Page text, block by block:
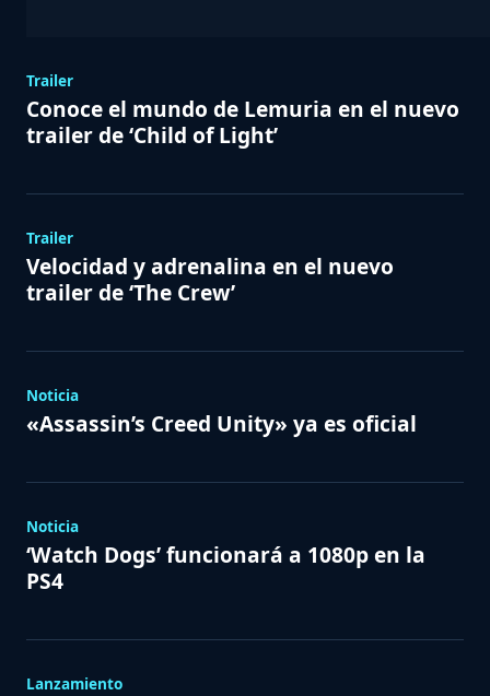
Trailer
Conoce el mundo de Lemuria en el nuevo
trailer de ‘Child of Light’
Trailer
Velocidad y adrenalina en el nuevo
trailer de ‘The Crew’
Noticia
«Assassin’s Creed Unity» ya es oficial
Noticia
‘Watch Dogs’ funcionará a 1080p en la
PS4
Lanzamiento